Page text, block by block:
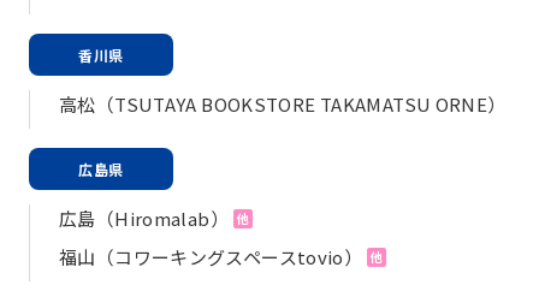
香川県
高松（TSUTAYA BOOKSTORE TAKAMATSU ORNE）
広島県
広島（Hiromalab） 他
福山（コワーキングスペースtovio） 他